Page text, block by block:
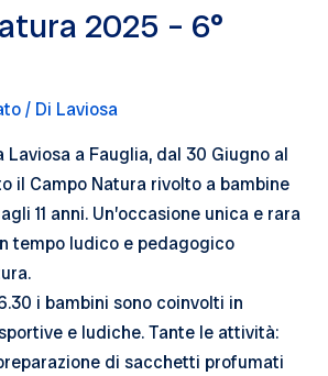
2025 – 6°
/ Di Laviosa
Laviosa a Fauglia, dal 30 Giugno al
il Campo Natura rivolto a bambine
11 anni. Un’occasione unica e rara
tempo ludico e pedagogico
i bambini sono coinvolti in
e ludiche. Tante le attività:
di sacchetti profumati